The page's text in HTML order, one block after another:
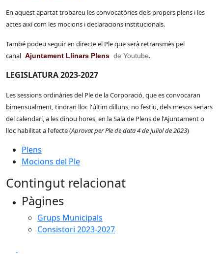
En aquest apartat trobareu les convocatòries dels propers plens i les
actes així com les mocions i declaracions institucionals.
També podeu seguir en directe el Ple que serà retransmès pel
canal Ajuntament Llinars Plens de Youtube.
LEGISLATURA 2023-2027
Les sessions ordinàries del Ple de la Corporació, que es convocaran
bimensualment, tindran lloc l'últim dilluns, no festiu, dels mesos senars
del calendari, a les dinou hores, en la Sala de Plens de l'Ajuntament o
lloc habilitat a l'efecte (Aprovat per Ple de data 4 de juliol de 2023)
Plens
Mocions del Ple
Contingut relacionat
Pàgines
Grups Municipals
Consistori 2023-2027